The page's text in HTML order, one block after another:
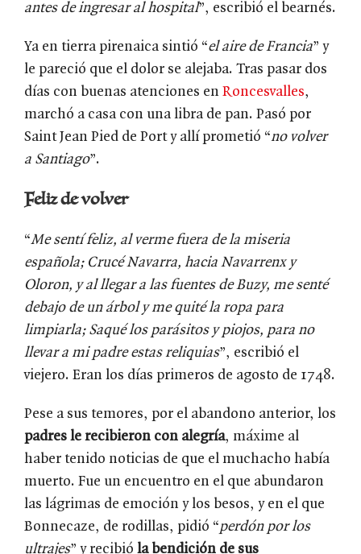
antes de ingresar al hospital”, escribió el bearnés.
Ya en tierra pirenaica sintió “el aire de Francia” y
le pareció que el dolor se alejaba. Tras pasar dos
días con buenas atenciones en Roncesvalles,
marchó a casa con una libra de pan. Pasó por
Saint Jean Pied de Port y allí prometió “no volver
a Santiago”.
Feliz de volver
“Me sentí feliz, al verme fuera de la miseria
española; Crucé Navarra, hacia Navarrenx y
Oloron, y al llegar a las fuentes de Buzy, me senté
debajo de un árbol y me quité la ropa para
limpiarla; Saqué los parásitos y piojos, para no
llevar a mi padre estas reliquias”, escribió el
viejero. Eran los días primeros de agosto de 1748.
Pese a sus temores, por el abandono anterior, los
padres le recibieron con alegría, máxime al
haber tenido noticias de que el muchacho había
muerto. Fue un encuentro en el que abundaron
las lágrimas de emoción y los besos, y en el que
Bonnecaze, de rodillas, pidió “perdón por los
ultrajes” y recibió la bendición de sus